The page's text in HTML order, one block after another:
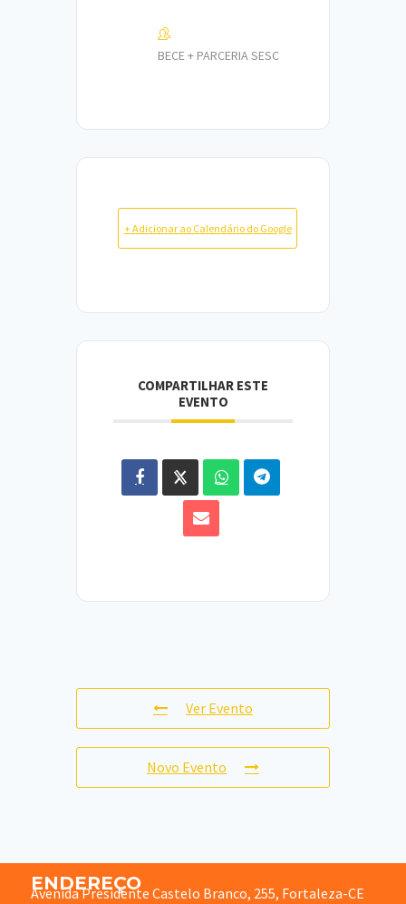
BECE + PARCERIA SESC
+ Adicionar ao Calendário do Google
COMPARTILHAR ESTE
EVENTO
Ver Evento
Novo Evento
ENDEREÇO
Avenida Presidente Castelo Branco, 255, Fortaleza-CE